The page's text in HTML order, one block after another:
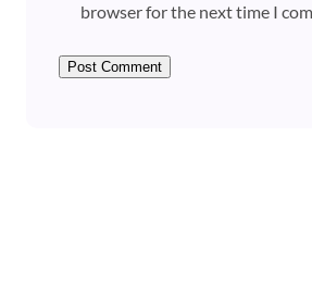
browser for the next time I